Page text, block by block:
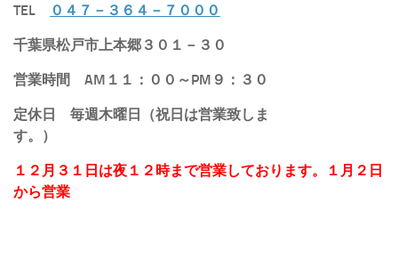
TEL ０４７－３６４－７０００
千葉県松戸市上本郷３０１－３０
営業時間 AM１１：００～PM９：３０
定休日 毎週木曜日（祝日は営業致しま
す。）
１２月３１日は夜１２時まで営業しております。１月２日
から営業